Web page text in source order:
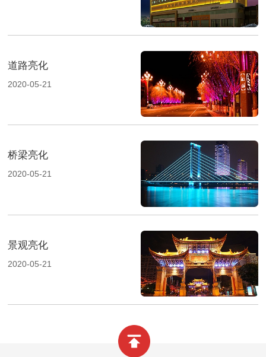
道路亮化
2020-05-21
桥梁亮化
2020-05-21
景观亮化
2020-05-21